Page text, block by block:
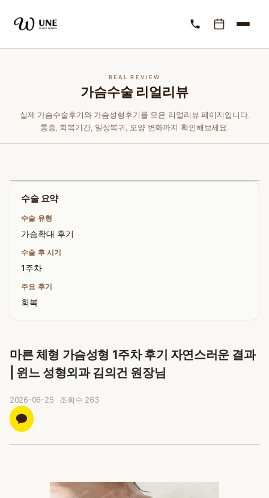
REAL REVIEW
가슴수술 리얼리뷰
실제 가슴수술후기와 가슴성형후기를 모은 리얼리뷰 페이지입니다.
통증, 회복기간, 일상복귀, 모양 변화까지 확인해보세요.
수술 요약
수술 유형
가슴확대 후기
수술 후 시기
1주차
주요 후기
회복
마른 체형 가슴성형 1주차 후기 자연스러운 결과
| 윈느 성형외과 김의건 원장님
2026-06-25 조회수 263